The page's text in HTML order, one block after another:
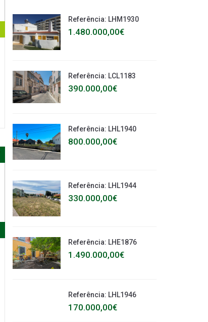
Referência: LHM1930
1.480.000,00€
Referência: LCL1183
390.000,00€
Referência: LHL1940
800.000,00€
Referência: LHL1944
330.000,00€
Referência: LHE1876
1.490.000,00€
Referência: LHL1946
170.000,00€